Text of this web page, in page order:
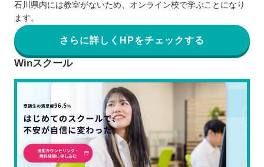
石川県内には教室がないため、オンライン校で学ぶことになり
ます。
さらに詳しくHPをチェックする
Winスクール